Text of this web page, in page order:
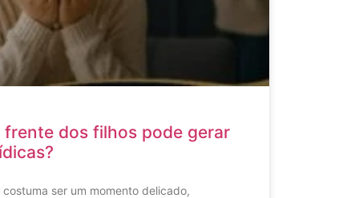
frente dos filhos pode gerar
ser um momento delicado,